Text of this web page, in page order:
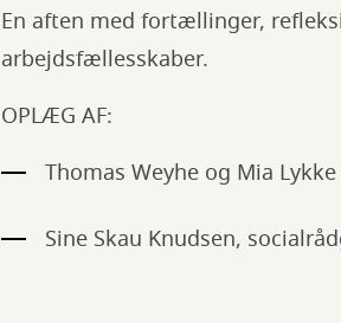
En aften med fortællinger,
arbejdsfællesskaber.
OPLÆG AF:
Thomas Weyhe og Mia
Sine Skau Knudsen,